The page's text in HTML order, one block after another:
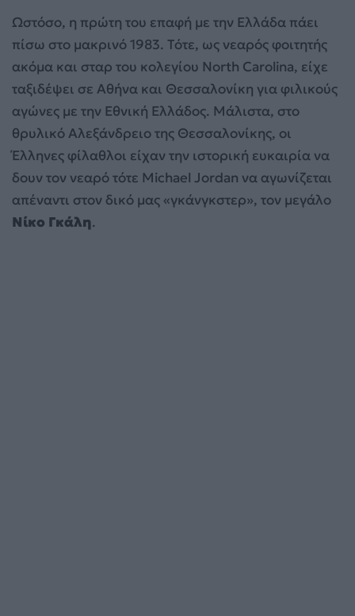
Ωστόσο, η πρώτη του επαφή με την Ελλάδα πάει
πίσω στο μακρινό 1983. Τότε, ως νεαρός φοιτητής
ακόμα και σταρ του κολεγίου North Carolina, είχε
ταξιδέψει σε Αθήνα και Θεσσαλονίκη για φιλικούς
αγώνες με την Εθνική Ελλάδος. Μάλιστα, στο
θρυλικό Αλεξάνδρειο της Θεσσαλονίκης, οι
Έλληνες φίλαθλοι είχαν την ιστορική ευκαιρία να
δουν τον νεαρό τότε Michael Jordan να αγωνίζεται
απέναντι στον δικό μας «γκάνγκστερ», τον μεγάλο
Νίκο Γκάλη.